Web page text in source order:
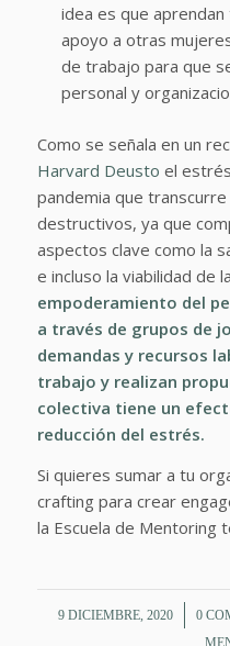
idea es que
apoyo a otras
de trabajo para que
personal y
Como se señala en un
Harvard Deusto el
pandemia que
destructivos, ya que
aspectos clave como la
e incluso la viabilidad de
empoderamiento del
a través de grupos de
demandas y recursos
trabajo y realizan
colectiva tiene un
reducción del estrés.
Si quieres sumar a tu
crafting para crear
la Escuela de Mentoring
9 DICIEMBRE, 2020
/ 0